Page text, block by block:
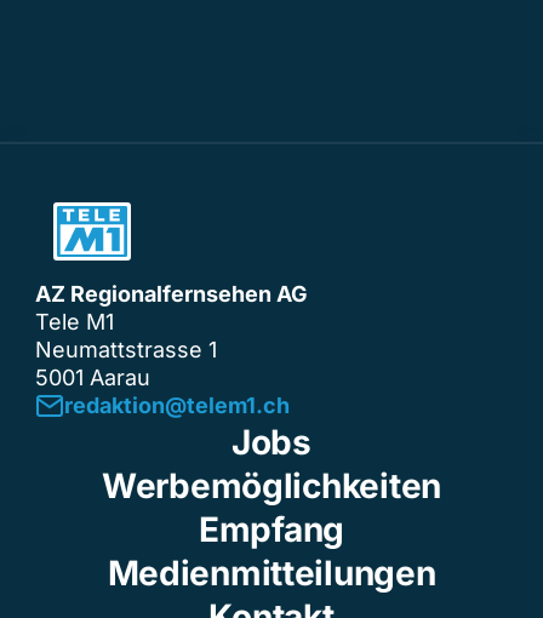
AZ Regionalfernsehen AG
Tele M1
Neumattstrasse 1
5001 Aarau
redaktion@telem1.ch
Jobs
Werbemöglichkeiten
Empfang
Medienmitteilungen